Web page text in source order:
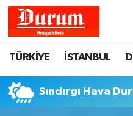
TÜRKİYE İSTANBUL
Sındırgı Hava
Hava Durumu
Namaz Vakitleri